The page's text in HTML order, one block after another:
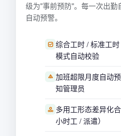
级为"事前预防"。每一次出
自动预警。
综合工时 / 标准工
模式自动校验
加班超限月度自动
知管理员
多用工形态差异化
小时工 / 派遣）